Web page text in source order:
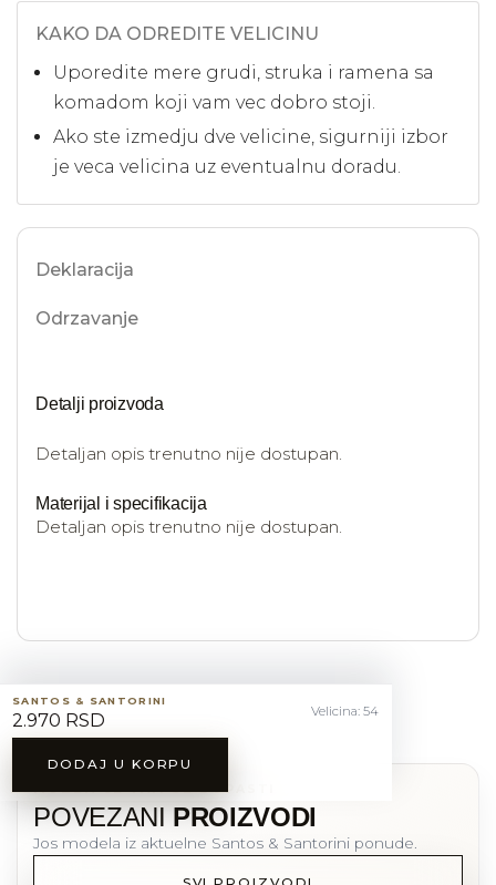
KAKO DA ODREDITE VELICINU
Uporedite mere grudi, struka i ramena sa
komadom koji vam vec dobro stoji.
Ako ste izmedju dve velicine, sigurniji izbor
je veca velicina uz eventualnu doradu.
Deklaracija
Odrzavanje
Detalji proizvoda
Detaljan opis trenutno nije dostupan.
Materijal i specifikacija
Detaljan opis trenutno nije dostupan.
SANTOS & SANTORINI
2.970 RSD Velicina: 54
DODAJ U KORPU
MOZDA CE VAM SE DOPASTI
POVEZANIPROIZVODI
Jos modela iz aktuelne Santos & Santorini ponude.